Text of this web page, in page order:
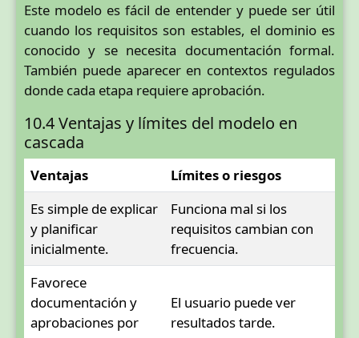
Este modelo es fácil de entender y puede ser útil
cuando los requisitos son estables, el dominio es
conocido y se necesita documentación formal.
También puede aparecer en contextos regulados
donde cada etapa requiere aprobación.
10.4 Ventajas y límites del modelo en
cascada
Ventajas
Límites o riesgos
Es simple de explicar
y planificar
inicialmente.
Funciona mal si los
requisitos cambian con
frecuencia.
Favorece
documentación y
aprobaciones por
El usuario puede ver
resultados tarde.